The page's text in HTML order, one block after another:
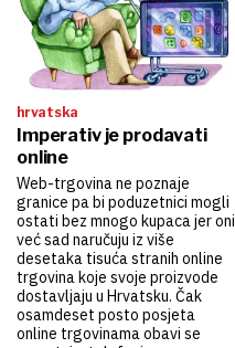
hrvatska
Imperativ je prodavati
online
Web-trgovina ne poznaje
granice pa bi poduzetnici mogli
ostati bez mnogo kupaca jer oni
već sad naručuju iz više
desetaka tisuća stranih online
trgovina koje svoje proizvode
dostavljaju u Hrvatsku. Čak
osamdeset posto posjeta
online trgovinama obavi se